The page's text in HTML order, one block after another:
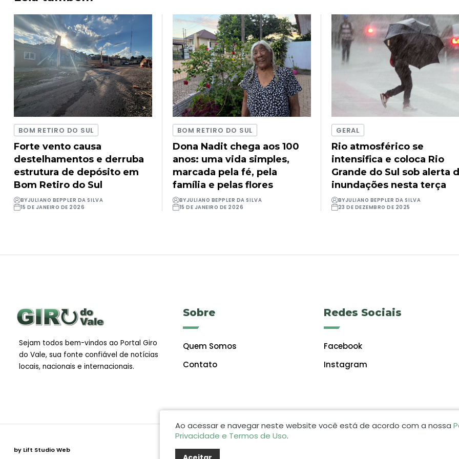
BOM RETIRO DO SUL
Forte vento causa
destelhamentos e derruba
estrutura de depósito em
Bom Retiro do Sul
BYJULIANO BEPPLER DA SILVA
15 DE JANEIRO DE 2026
BOM RETIRO DO SUL
Dona Nadit chega aos 100
anos: uma vida simples,
marcada pela fé, pela
família e pelas flores
BYJULIANO BEPPLER DA SILVA
15 DE JANEIRO DE 2026
GERAL
Rio atmosférico se
intensifica e coloca Rio
Grande do Sul sob alerta
inundações nesta terça
BYJULIANO BEPPLER DA SILVA
23 DE DEZEMBRO DE 2025
Sejam todos bem-vindos ao Portal Giro
do Vale, sua fonte confiável de notícias
locais, nacionais e internacionais.
Sobre
Quem Somos
Contato
Redes Sociais
Facebook
Instagram
by Lift Studio Web
Ao acessar e navegar neste website você está de acordo com a nossa
Privacidade e Termos de Uso.